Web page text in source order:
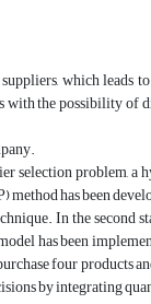
which leads
the possibility of
selection problem,
has been
In the second
has been
four products
by integrating